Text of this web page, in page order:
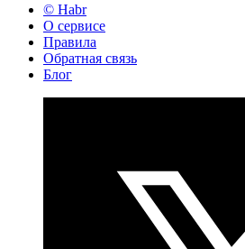
© Habr
О сервисе
Правила
Обратная связь
Блог